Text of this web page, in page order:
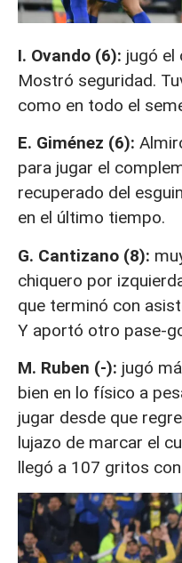
I. Ovando (6): jugó el
Mostró seguridad.
como en todo el
E. Giménez (6):
para jugar el
recuperado del
en el último tiempo.
G. Cantizano (8):
chiquero por
que terminó con
Y aportó otro pase-
M. Ruben (-): jugó
bien en lo físico a
jugar desde que
lujazo de marcar el
llegó a 107 gritos